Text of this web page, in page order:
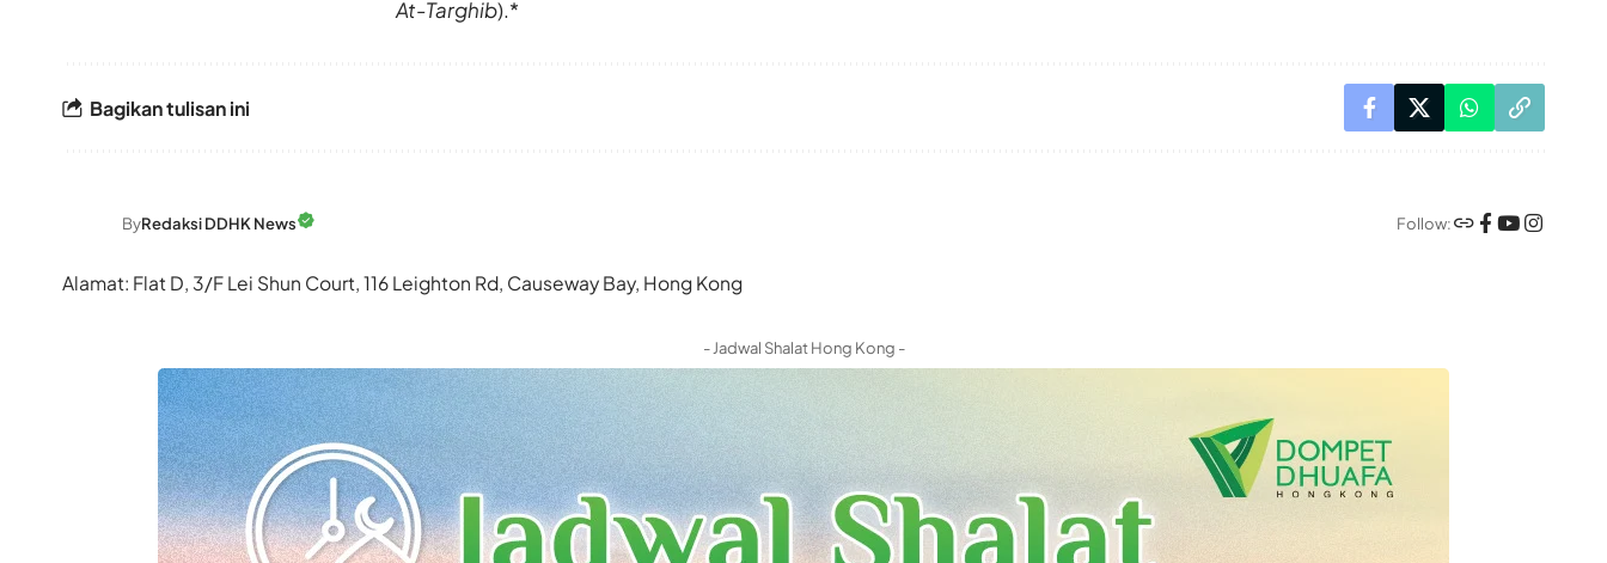
At-Targhib).*
Bagikan tulisan ini
ByRedaksi DDHK News Follow:
Alamat: Flat D, 3/F Lei Shun Court, 116 Leighton Rd, Causeway Bay, Hong Kong
- Jadwal Shalat Hong Kong -